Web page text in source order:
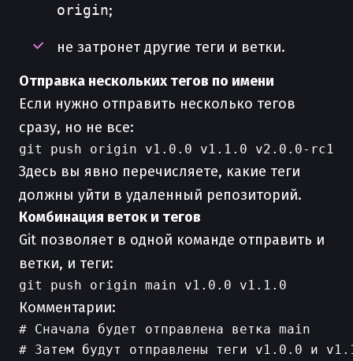
origin;
не затронет другие теги и ветки.
Отправка нескольких тегов по имени
Если нужно отправить несколько тегов
сразу, но не все:
Здесь вы явно перечисляете, какие теги
должны уйти в удаленный репозиторий.
Комбинация веток и тегов
Git позволяет в одной команде отправить и
ветки, и теги:
Комментарии:
# Сначала будет отправлена ветка main